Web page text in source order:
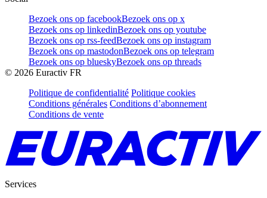
Bezoek ons op facebookBezoek ons op x
Bezoek ons op linkedinBezoek ons op youtube
Bezoek ons op rss-feedBezoek ons op instagram
Bezoek ons op mastodonBezoek ons op telegram
Bezoek ons op blueskyBezoek ons op threads
© 2026 Euractiv FR
Politique de confidentialité Politique cookies
Conditions générales Conditions d’abonnement
Conditions de vente
Services